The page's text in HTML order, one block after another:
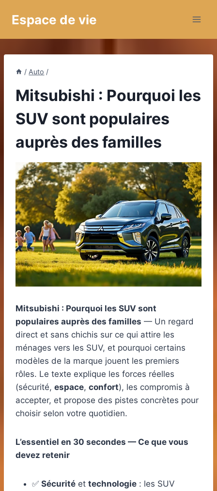
Espace de vie
/ Auto /
Mitsubishi : Pourquoi les
SUV sont populaires
auprès des familles
Mitsubishi : Pourquoi les SUV sont
populaires auprès des familles — Un regard
direct et sans chichis sur ce qui attire les
ménages vers les SUV, et pourquoi certains
modèles de la marque jouent les premiers
rôles. Le texte explique les forces réelles
(sécurité, espace, confort), les compromis à
accepter, et propose des pistes concrètes pour
choisir selon votre quotidien.
L’essentiel en 30 secondes — Ce que vous
devez retenir
✅ Sécurité et technologie : les SUV